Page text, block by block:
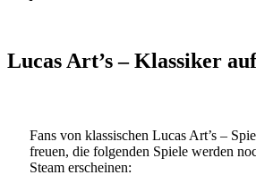
Lucas Art’s – Klassiker
Fans von klassischen Lucas Art’s –
freuen, die folgenden Spiele werden
Steam erscheinen: